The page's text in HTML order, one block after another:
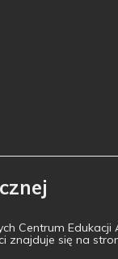
Centrum
znajduje się na